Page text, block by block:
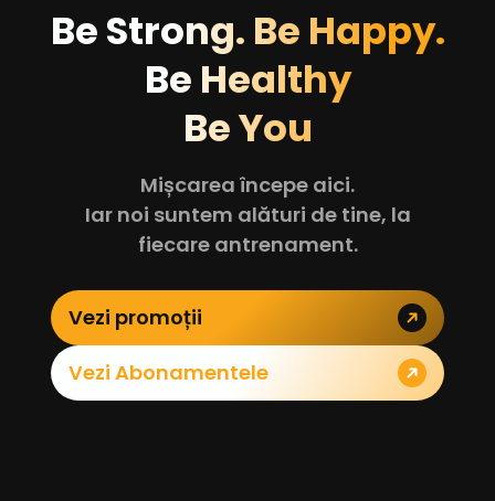
Be Strong. Be Happy.
Be Healthy
Be You
Mișcarea începe aici.
Iar noi suntem alături de tine, la
fiecare antrenament.
Vezi promoții
Vezi Abonamentele